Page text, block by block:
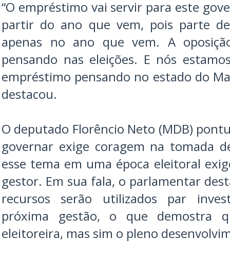
“O empréstimo vai servir para este
partir do ano que vem, pois parte
apenas no ano que vem. A
pensando nas eleições. E nós
empréstimo pensando no estado do
destacou.
O deputado Florêncio Neto (MDB)
governar exige coragem na tomada
esse tema em uma época eleitoral
gestor. Em sua fala, o parlamentar
recursos serão utilizados par
próxima gestão, o que demostra
eleitoreira, mas sim o pleno